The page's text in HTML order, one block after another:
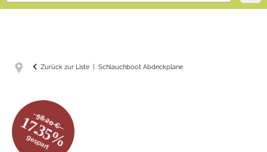
Zurück zur Liste Schlauchboot Abdeckplane
58.20 €
17.35%
gespart